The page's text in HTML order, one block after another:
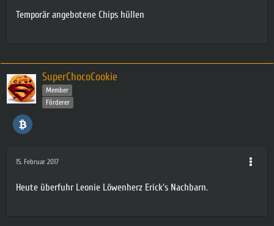
Temporär angebotene Chips hüllen
SuperChocoCookie
Member
Förderer
15. Februar 2017
Heute überfuhr Leonie Löwenherz Erick's Nachbarn.